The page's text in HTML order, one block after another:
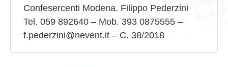
Confesercenti Modena. Filippo Pederzini
Tel. 059 892640 – Mob. 393 0875555 –
f.pederzini@nevent.it – C. 38/2018